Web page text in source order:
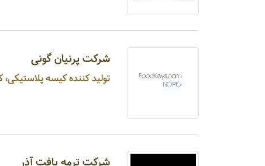
شرکت پرنیان گونی
تولید کننده کیسه
شرکت ترمه بافت آذر